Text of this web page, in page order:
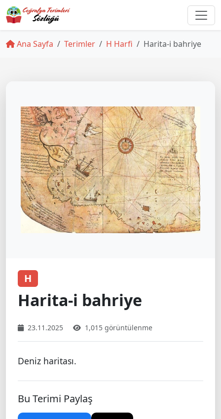
Ana Sayfa Terimler H Harfi Harita-i bahriye
H
Harita-i bahriye
23.11.2025 1,015 görüntülenme
Deniz haritası.
Bu Terimi Paylaş